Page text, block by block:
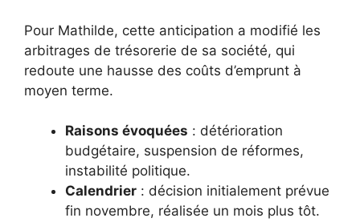
Pour Mathilde, cette anticipation a modifié les
arbitrages de trésorerie de sa société, qui
redoute une hausse des coûts d’emprunt à
moyen terme.
Raisons évoquées : détérioration
budgétaire, suspension de réformes,
instabilité politique.
Calendrier : décision initialement prévue
fin novembre, réalisée un mois plus tôt.